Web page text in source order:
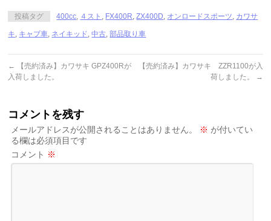
投稿タグ 400cc, ４スト , FX400R,ZX400D, オンロードスポーツ, カワサ
キ, キャブ車, ネイキッド,中古,部品取り車
←
【売約済み】カワサキ GPZ400Rが
入荷しました。
【売約済み】カワサキ ZZR1100が入
荷しました。
→
コメントを残す
メールアドレスが公開されることはありません。 ※ が付いてい
る欄は必須項目です
コメント ※